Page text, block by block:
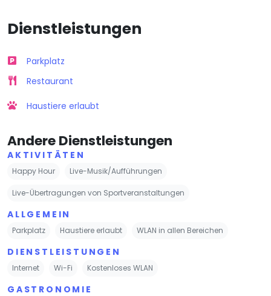
Dienstleistungen
Parkplatz
Restaurant
Haustiere erlaubt
Andere Dienstleistungen
AKTIVITÄTEN
Happy Hour Live-Musik/Aufführungen
Live-Übertragungen von Sportveranstaltungen
ALLGEMEIN
Parkplatz Haustiere erlaubt WLAN in allen Bereichen
DIENSTLEISTUNGEN
Internet Wi-Fi Kostenloses WLAN
GASTRONOMIE